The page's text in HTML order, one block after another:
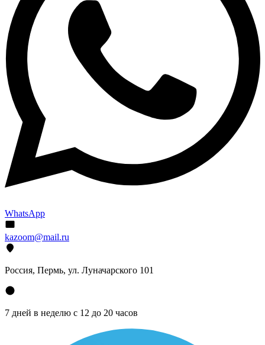
WhatsApp
kazoom@mail.ru
Россия, Пермь, ул. Луначарского 101
7 дней в неделю с 12 до 20 часов